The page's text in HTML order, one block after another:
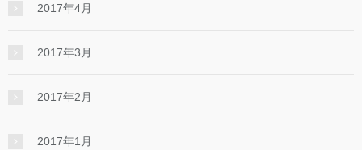
2017年4月
2017年3月
2017年2月
2017年1月